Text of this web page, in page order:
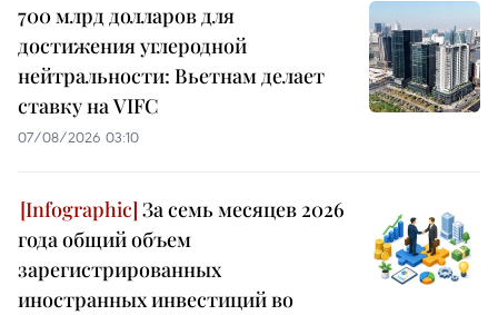
700 млрд долларов для
достижения углеродной
нейтральности: Вьетнам делает
ставку на VIFC
07/08/2026 03:10
За семь месяцев 2026
года общий объем
зарегистрированных
иностранных инвестиций во